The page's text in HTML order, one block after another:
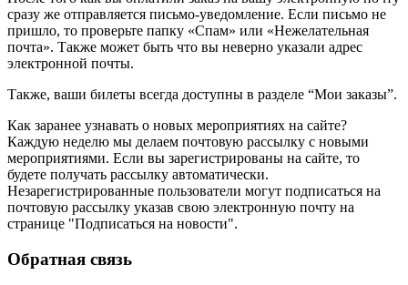
сразу же отправляется письмо-уведомление. Если письмо не
пришло, то проверьте папку «Спам» или «Нежелательная
почта». Также может быть что вы неверно указали адрес
электронной почты.
Также, ваши билеты всегда доступны в разделе “Мои заказы”.
Как заранее узнавать о новых мероприятиях на сайте?
Каждую неделю мы делаем почтовую рассылку с новыми
мероприятиями. Если вы зарегистрированы на сайте, то
будете получать рассылку автоматически.
Незарегистрированные пользователи могут подписаться на
почтовую рассылку указав свою электронную почту на
странице "Подписаться на новости".
Обратная связь